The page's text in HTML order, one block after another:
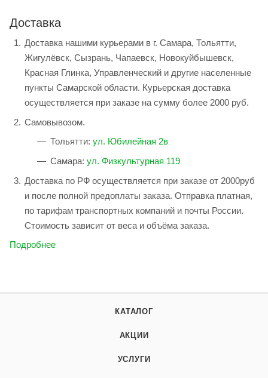
Доставка
Доставка нашими курьерами в г. Самара, Тольятти,
Жигулёвск, Сызрань, Чапаевск, Новокуйбышевск,
Красная Глинка, Управленческий и другие населенные
пункты Самарской области. Курьерская доставка
осуществляется при заказе на сумму более 2000 руб.
Самовывозом.
Тольятти: ул. Юбилейная 2в
Самара: ул. Физкультурная 119
Доставка по РФ осуществляется при заказе от 2000руб
и после полной предоплаты заказа. Отправка платная,
по тарифам транспортных компаний и почты России.
Стоимость зависит от веса и объёма заказа.
Подробнее
КАТАЛОГ
АКЦИИ
УСЛУГИ